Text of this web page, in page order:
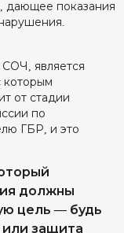
дающее показания
СОЧ, является
которым
от стадии
по
ГБР, и это
должны
цель — будь
защита